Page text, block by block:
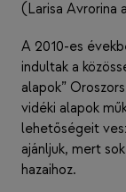
(Larisa Avrorina
A 2010-es
indultak a
alapok”
vidéki alapok
lehetőségeit
ajánljuk, mert
hazaihoz.